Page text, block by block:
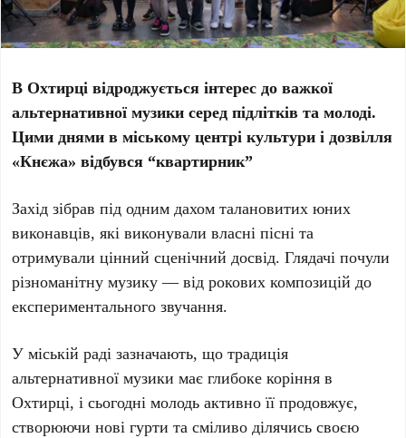
В Охтирці відроджується інтерес до важкої
альтернативної музики серед підлітків та молоді.
Цими днями в міському центрі культури і дозвілля
«Кнєжа» відбувся “квартирник”
Захід зібрав під одним дахом талановитих юних
виконавців, які виконували власні пісні та
отримували цінний сценічний досвід. Глядачі почули
різноманітну музику — від рокових композицій до
експериментального звучання.
У міській раді зазначають, що традиція
альтернативної музики має глибоке коріння в
Охтирці, і сьогодні молодь активно її продовжує,
створюючи нові гурти та сміливо ділячись своєю